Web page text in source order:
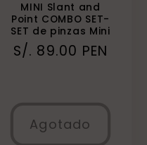
MINI Slant and
Point COMBO SET-
SET de pinzas Mini
Precio
S/. 89.00 PEN
Agotado